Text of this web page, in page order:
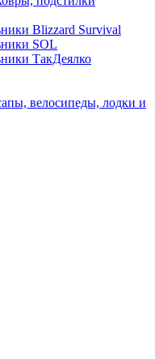
Blizzard Survival
SOL
ТакДеялко
велосипеды, лодки и